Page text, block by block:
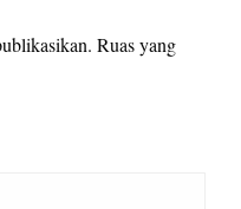
Ruas yang